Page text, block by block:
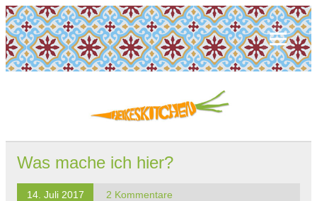
Was mache ich hier?
14. Juli 2017 2 Kommentare